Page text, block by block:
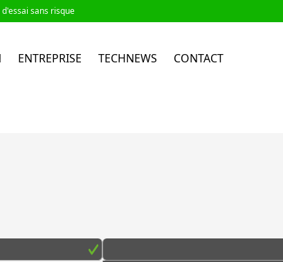
sans risque
ENTREPRISE TECHNEWS CONTACT